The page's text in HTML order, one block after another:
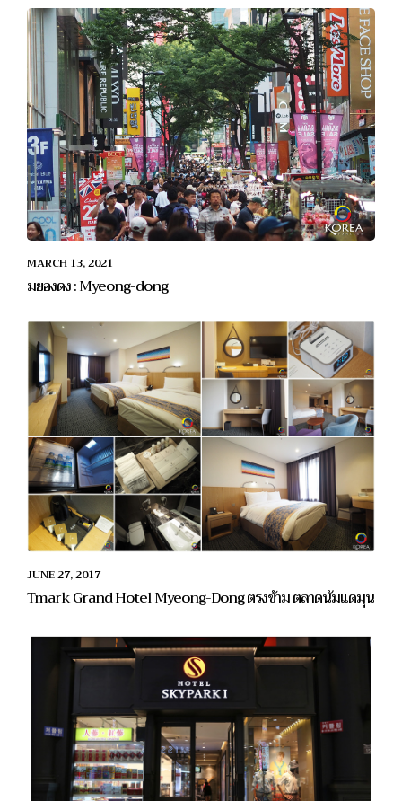
MARCH 13, 2021
มยองดง : Myeong-dong
JUNE 27, 2017
Tmark Grand Hotel Myeong-Dong ตรงข้าม ตลาดนัมแดมุน